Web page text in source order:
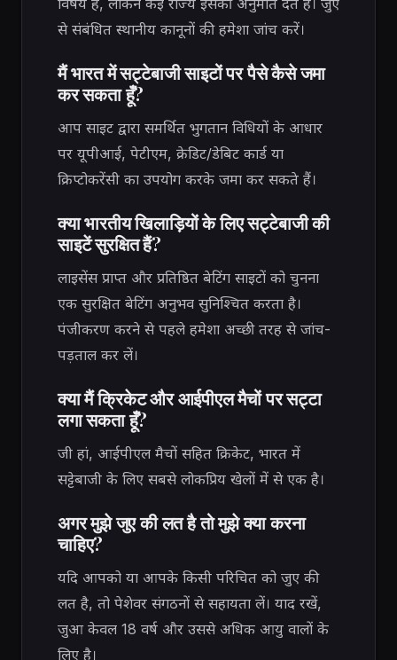
से संबंधित स्थानीय कानूनों की हमेशा जांच करें।
मैं भारत में सट्टेबाजी साइटों पर पैसे कैसे जमा
कर सकता हूँ?
आप साइट द्वारा समर्थित भुगतान विधियों के आधार
पर यूपीआई, पेटीएम, क्रेडिट/डेबिट कार्ड या
क्रिप्टोकरेंसी का उपयोग करके जमा कर सकते हैं।
क्या भारतीय खिलाड़ियों के लिए सट्टेबाजी की
साइटें सुरक्षित हैं?
लाइसेंस प्राप्त और प्रतिष्ठित बेटिंग साइटों को चुनना
एक सुरक्षित बेटिंग अनुभव सुनिश्चित करता है।
पंजीकरण करने से पहले हमेशा अच्छी तरह से जांच-
पड़ताल कर लें।
क्या मैं क्रिकेट और आईपीएल मैचों पर सट्टा
लगा सकता हूँ?
जी हां, आईपीएल मैचों सहित क्रिकेट, भारत में
सट्टेबाजी के लिए सबसे लोकप्रिय खेलों में से एक है।
अगर मुझे जुए की लत है तो मुझे क्या करना
चाहिए?
यदि आपको या आपके किसी परिचित को जुए की
लत है, तो पेशेवर संगठनों से सहायता लें। याद रखें,
जुआ केवल 18 वर्ष और उससे अधिक आयु वालों के
लिए है।